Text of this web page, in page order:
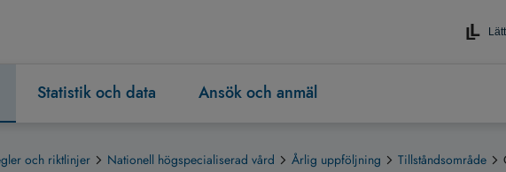
Statistik och data Ansök och anmäl
och riktlinjer Nationell högspecialiserad vård Årlig uppföljning Tillståndsområde